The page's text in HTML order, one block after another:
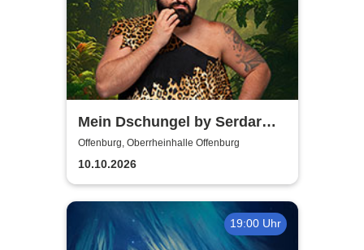
Mein Dschungel by Serdar
Karibik
Offenburg, Oberrheinhalle Offenburg
10.10.2026
19:00 Uhr